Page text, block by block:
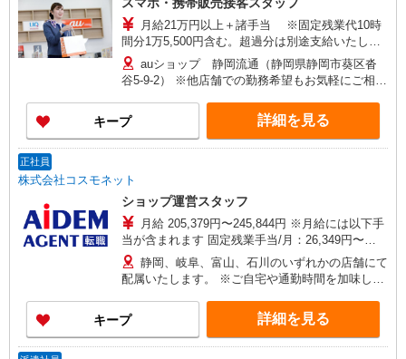
月給21万円以上＋諸手当 ※固定残業代10時
間分1万5,500円含む。超過分は別途支給いたしま
す。 【年収例】 年収400万円（月給25万円×12ヶ
月＋諸手当）/25歳 経験3年 年収440万円（月給
28万円×12ヶ月＋諸手当）/29歳店頭フロア責任
者 経験5年 年収480万円（月給31万円×12ヶ月
＋諸手当）/30歳店長職 経験5年
auショップ 静岡流通（静岡県静岡市葵区沓
谷5-9-2） ※他店舗での勤務希望もお気軽にご相談
キープ 詳細を見る
正社員
株式会社コスモネット
ショップ運営スタッフ
月給 205,379円〜245,844円 ※月給には以下手
当が含まれます 固定残業手当/月：26,349円〜
31,564円（固定残業時間20時間0分/月） 超過した
時間外労働の残業手当は追加支給 住宅・地域手
当：月10,000円〜40,000円（居住地・世帯区分に
より異なる） ※資格手当追加支給 ※経験・スキル
を考慮 【モデル年収例】 年収328万円／22歳 販売
職 経験1年／月給22万1000円＋資格手当毎月2万円
静岡、岐阜、富山、石川のいずれかの店舗にて
配属いたします。 ※ご自宅や通勤時間を加味して
キープ 詳細を見る